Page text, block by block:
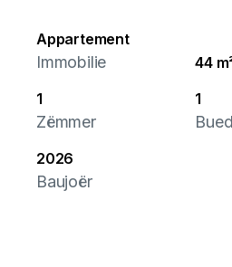
Appartement
Immobilie
44
1
Zëmmer
1
2026
Baujoër